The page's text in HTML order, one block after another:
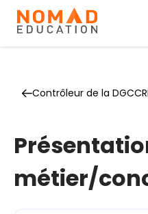
Contrôleur de la
métier/